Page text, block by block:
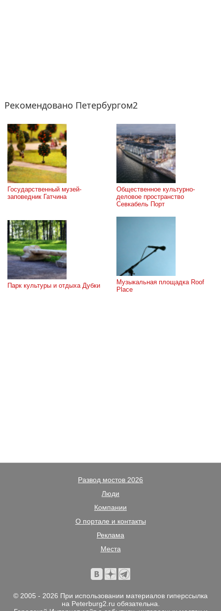
Рекомендовано Петербургом2
Государственный музей-
заповедник Гатчина
Общественное культурно-
деловое пространство
Севкабель Порт
Парк культуры и отдыха Дубки
Музыкальная площадка Roof
Place
Развод мостов 2026
Люди
Компании
О портале и контакты
Реклама
Места
© 2005 - 2026 При использовании материалов гиперссылка
на Peterburg2.ru обязательна.